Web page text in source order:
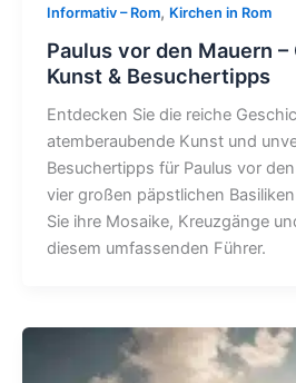
Informativ – Rom, Kirchen in Rom
Paulus vor den Mauern
Kunst & Besuchertipps
Entdecken Sie die reiche
atemberaubende Kunst und
Besuchertipps für Paulus vor
vier großen päpstlichen
Sie ihre Mosaike, Kreuzgänge
diesem umfassenden Führer.